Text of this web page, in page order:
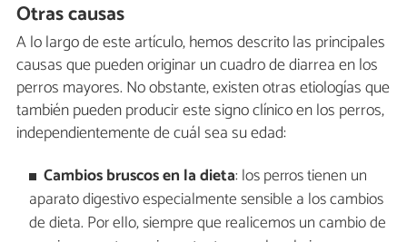
Otras causas
A lo largo de este artículo, hemos descrito las principales
causas que pueden originar un cuadro de diarrea en los
perros mayores. No obstante, existen otras etiologías que
también pueden producir este signo clínico en los perros,
independientemente de cuál sea su edad:
Cambios bruscos en la dieta: los perros tienen un
aparato digestivo especialmente sensible a los cambios
de dieta. Por ello, siempre que realicemos un cambio de